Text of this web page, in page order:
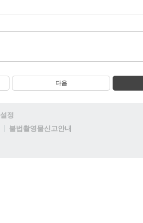
다음
설정
불법촬영물신고안내